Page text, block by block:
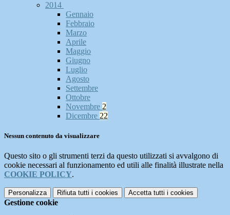
2014
Gennaio
Febbraio
Marzo
Aprile
Maggio
Giugno
Luglio
Agosto
Settembre
Ottobre
Novembre 2
Dicembre 22
Nessun contenuto da visualizzare
Questo sito o gli strumenti terzi da questo utilizzati si avvalgono di
cookie necessari al funzionamento ed utili alle finalità illustrate nella
COOKIE POLICY.
Personalizza Rifiuta tutti i cookies Accetta tutti i cookies
Gestione cookie